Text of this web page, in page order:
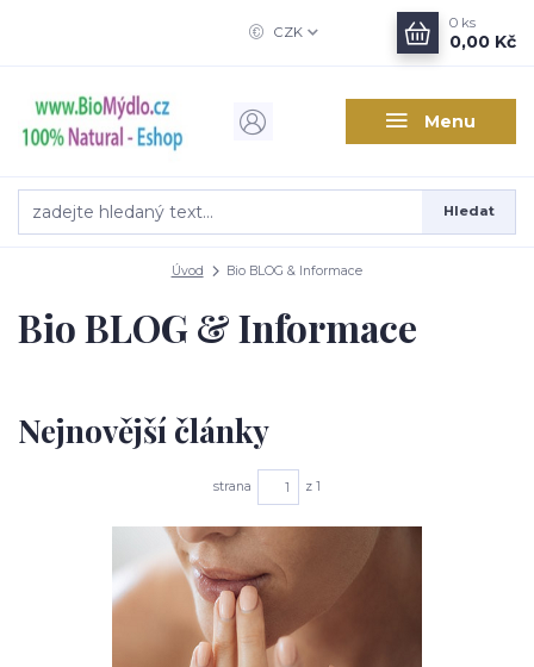
Menu
CZK
Hledat
0 ks
0,00 Kč
Úvod Bio BLOG & Informace
Bio BLOG & Informace
Nejnovější články
strana z 1